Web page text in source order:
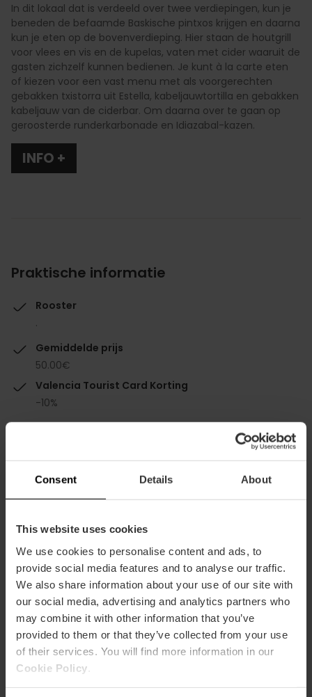
Consent Details About
This website uses cookies
We use cookies to personalise content and ads, to
provide social media features and to analyse our traffic.
We also share information about your use of our site with
our social media, advertising and analytics partners who
may combine it with other information that you’ve
provided to them or that they’ve collected from your use
of their services. You will find more information in our
Cookie Policy
In dit lokaal dat is verdeeld over twee verdiepingen, kun je
beneden de befaamde Baskische pintxos krijgen en daarna
kun je eten op de bovenverdieping. Hier staan de houtgrill
voor vlees en vis en de kupelas, vaten met cider waaruit de
gasten zichzelf kunnen bedienen. Je kunt à la carte eten
of kiezen voor een vast menu met als voorgerechten
gebakken txistorra uit Estella, kabeljauwtortilla en gebakken
kabeljauw van de ciderbar. Om daarna over te gaan op
geroosterde runderkarbonade en Idiazabal-kazen.
INFO +
Praktische informatie
Rooster
.
Gemiddelde prijs
50.00€
Valencia Tourist Card Korting
-10%
Restaurant
115
Hoe te arriveren